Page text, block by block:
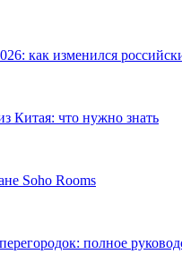
как изменился
Китая: что нужно знать
Soho Rooms
полное